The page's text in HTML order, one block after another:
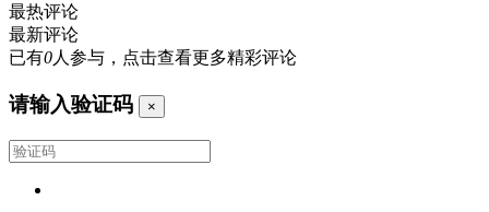
最热评论
最新评论
已有0人参与，点击查看更多精彩评论
请输入验证码 ×